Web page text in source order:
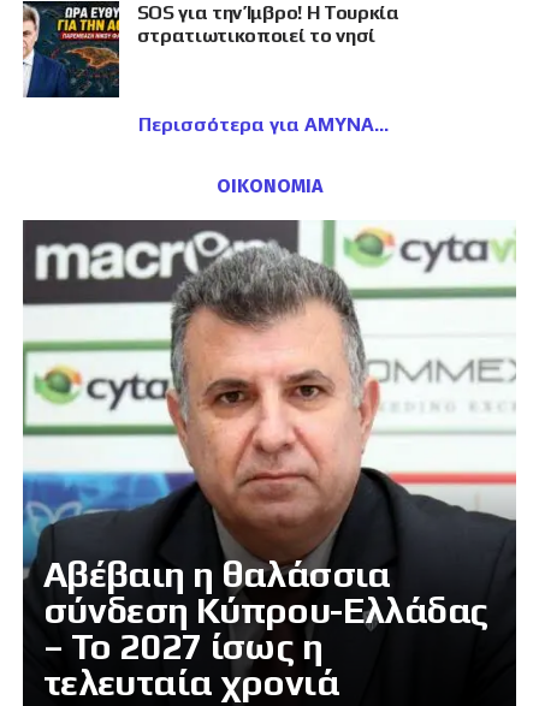
SOS για την Ίμβρο! Η Τουρκία
στρατιωτικοποιεί το νησί
Περισσότερα για ΑΜΥΝΑ
ΟΙΚΟΝΟΜΙΑ
Αβέβαιη η θαλάσσια
σύνδεση Κύπρου-Ελλάδας
– Το 2027 ίσως η
τελευταία χρονιά